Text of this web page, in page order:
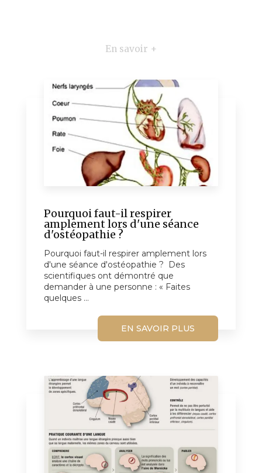
En savoir +
Pourquoi faut-il respirer
amplement lors d'une séance
d'ostéopathie ?
Pourquoi faut-il respirer amplement lors
d'une séance d'ostéopathie ? Des
scientifiques ont démontré que
demander à une personne : « Faites
quelques ...
EN SAVOIR PLUS